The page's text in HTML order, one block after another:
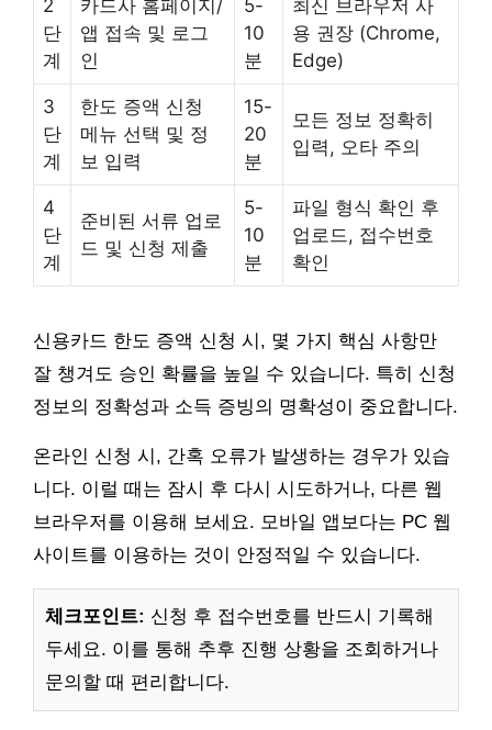
2
단
계
카드사 홈페이지/
앱 접속 및 로그
인
5-
10
분
최신 브라우저 사
용 권장 (Chrome,
Edge)
3
단
계
한도 증액 신청
메뉴 선택 및 정
보 입력
15-
20
분
모든 정보 정확히
입력, 오타 주의
4
단
계
준비된 서류 업로
드 및 신청 제출
5-
10
분
파일 형식 확인 후
업로드, 접수번호
확인
신용카드 한도 증액 신청 시, 몇 가지 핵심 사항만
잘 챙겨도 승인 확률을 높일 수 있습니다. 특히 신청
정보의 정확성과 소득 증빙의 명확성이 중요합니다.
온라인 신청 시, 간혹 오류가 발생하는 경우가 있습
니다. 이럴 때는 잠시 후 다시 시도하거나, 다른 웹
브라우저를 이용해 보세요. 모바일 앱보다는 PC 웹
사이트를 이용하는 것이 안정적일 수 있습니다.
체크포인트: 신청 후 접수번호를 반드시 기록해
두세요. 이를 통해 추후 진행 상황을 조회하거나
문의할 때 편리합니다.